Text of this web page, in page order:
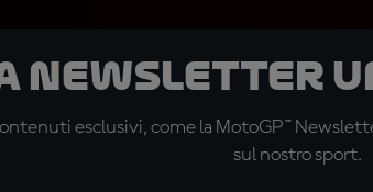
newsletter
esclusivi, come la MotoGP™
sul nostro sport.